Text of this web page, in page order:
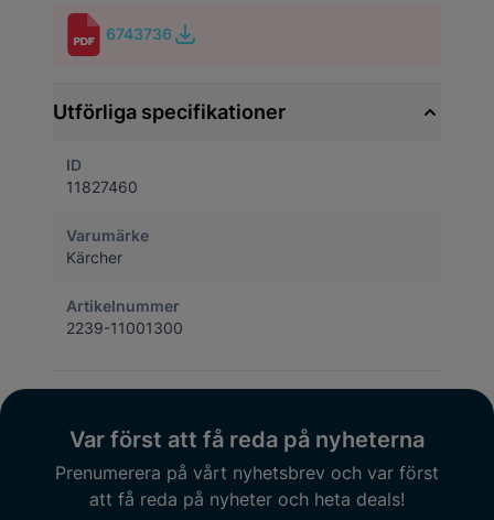
6743736
Utförliga specifikationer
ID
11827460
Varumärke
Kärcher
Artikelnummer
2239-11001300
Var först att få reda på nyheterna
Prenumerera på vårt nyhetsbrev och var först
att få reda på nyheter och heta deals!